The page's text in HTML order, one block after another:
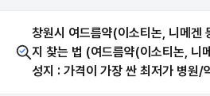
창원시 여드름약(이소티논, 니메겐
지 찾는 법 (여드름약(이소티논, 니
성지 : 가격이 가장 싼 최저가 병원/